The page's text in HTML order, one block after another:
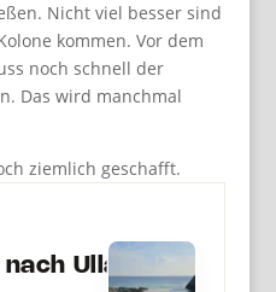
Nicht viel besser sind
kommen. Vor dem
noch schnell der
Das wird manchmal
ziemlich geschafft.